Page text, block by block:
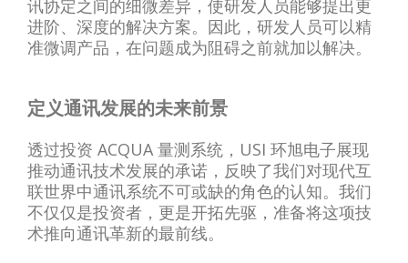
讯协定之间的细微差异，使研发人员能够提出更
进阶、深度的解决方案。因此，研发人员可以精
准微调产品，在问题成为阻碍之前就加以解决。
定义通讯发展的未来前景
透过投资 ACQUA 量测系统，USI 环旭电子展现
推动通讯技术发展的承诺，反映了我们对现代互
联世界中通讯系统不可或缺的角色的认知。我们
不仅仅是投资者，更是开拓先驱，准备将这项技
术推向通讯革新的最前线。